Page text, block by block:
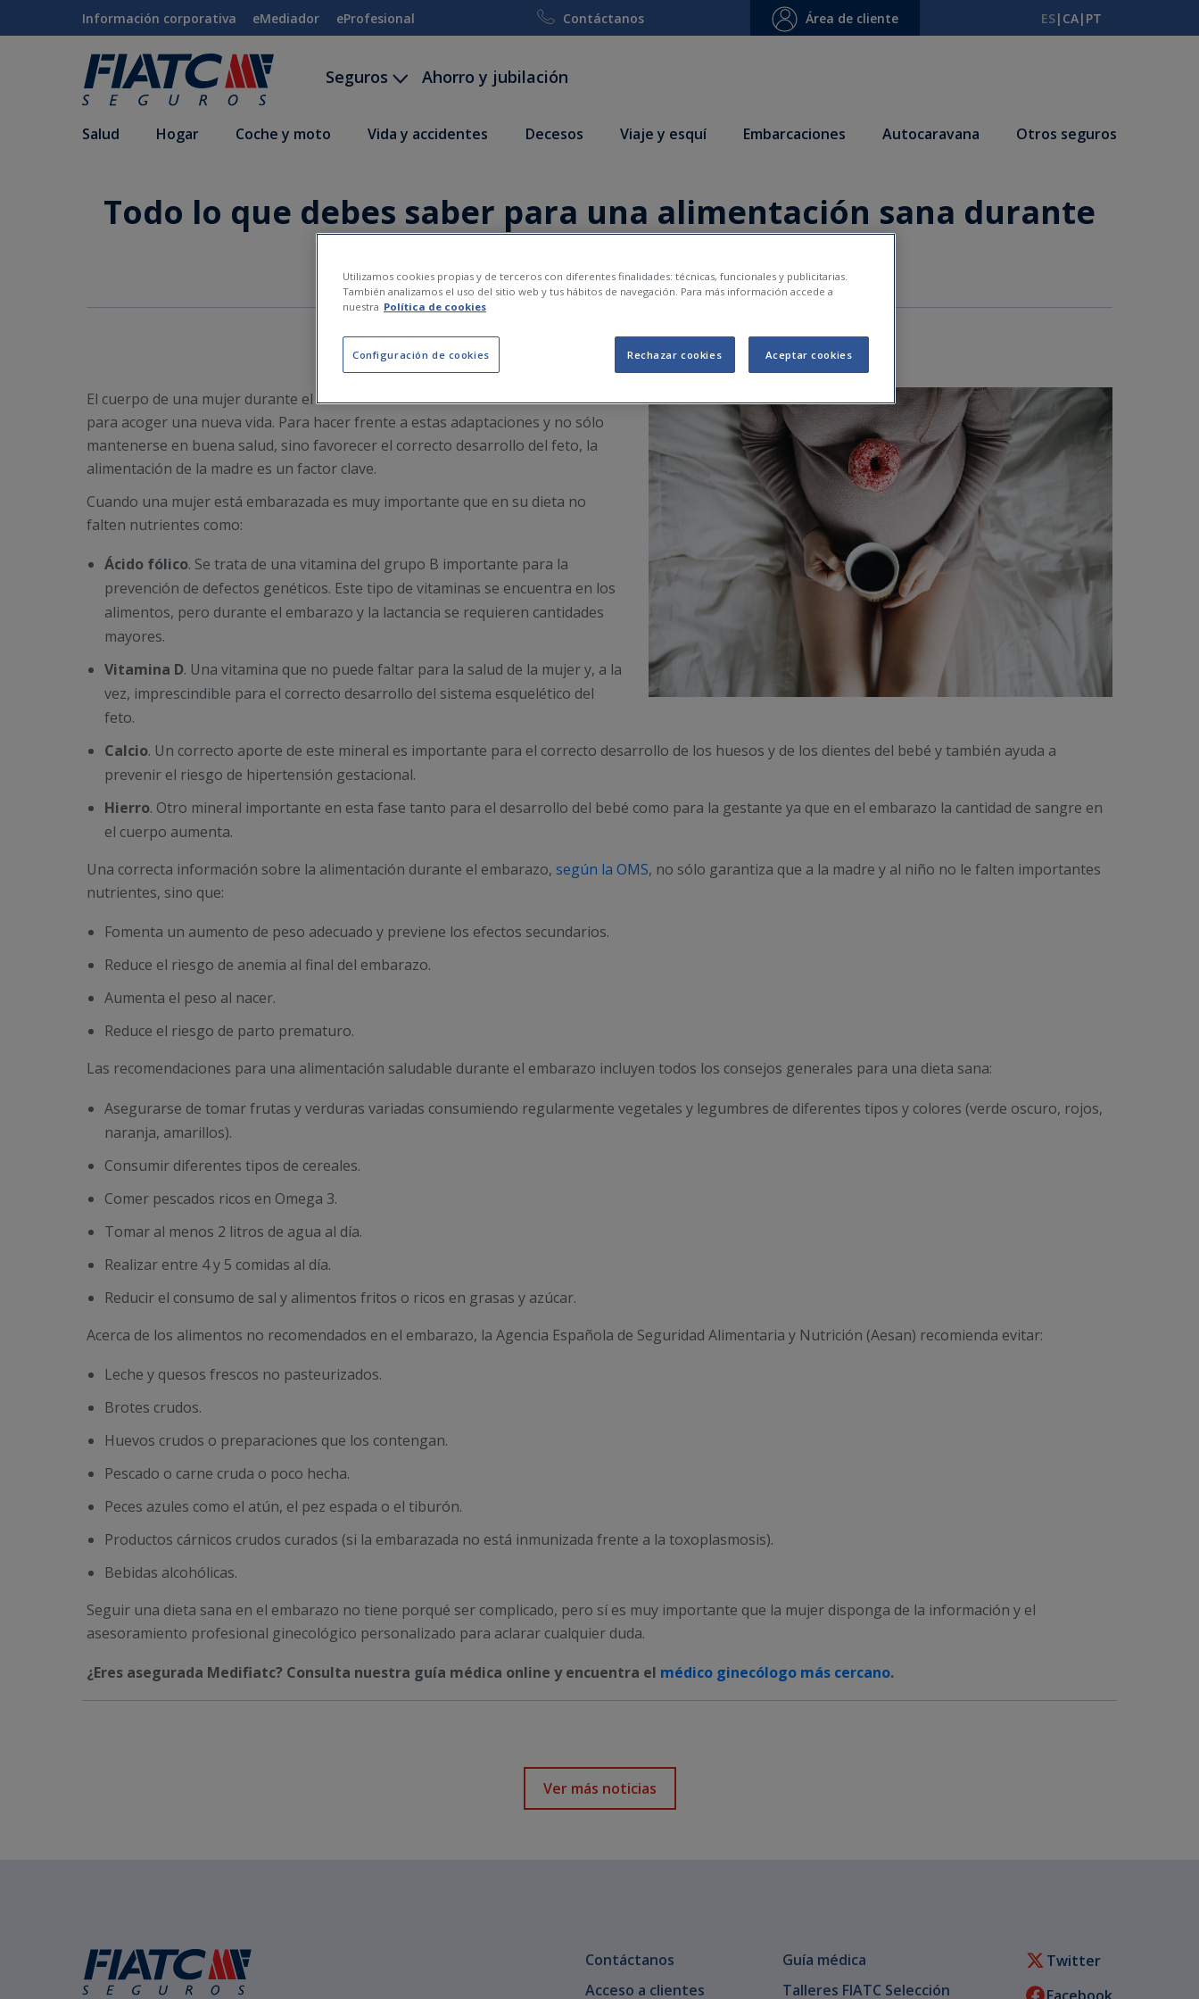
Saltar al contenido principal
Información corporativa eMediador eProfesional Contáctanos Área de cliente ES| CA| PT
Seguros Ahorro y jubilación
Salud Hogar Coche y moto Vida y accidentes Decesos Viaje y esquí Embarcaciones Autocaravana Otros seguros
Todo lo que debes saber para una alimentación sana durante
El cuerpo de una mujer durante el embarazo está sometido a varios cambios
para acoger una nueva vida. Para hacer frente a estas adaptaciones y no sólo
mantenerse en buena salud, sino favorecer el correcto desarrollo del feto, la
alimentación de la madre es un factor clave.
Cuando una mujer está embarazada es muy importante que en su dieta no
falten nutrientes como:
Ácido fólico. Se trata de una vitamina del grupo B importante para la
prevención de defectos genéticos. Este tipo de vitaminas se encuentra en los
alimentos, pero durante el embarazo y la lactancia se requieren cantidades
mayores.
Vitamina D. Una vitamina que no puede faltar para la salud de la mujer y, a la
vez, imprescindible para el correcto desarrollo del sistema esquelético del
feto.
Calcio. Un correcto aporte de este mineral es importante para el correcto desarrollo de los huesos y de los dientes del bebé y también ayuda a
prevenir el riesgo de hipertensión gestacional.
Hierro. Otro mineral importante en esta fase tanto para el desarrollo del bebé como para la gestante ya que en el embarazo la cantidad de sangre en
el cuerpo aumenta.
Una correcta información sobre la alimentación durante el embarazo, según la OMS, no sólo garantiza que a la madre y al niño no le falten importantes
nutrientes, sino que:
Fomenta un aumento de peso adecuado y previene los efectos secundarios.
Reduce el riesgo de anemia al final del embarazo.
Aumenta el peso al nacer.
Reduce el riesgo de parto prematuro.
Las recomendaciones para una alimentación saludable durante el embarazo incluyen todos los consejos generales para una dieta sana:
Asegurarse de tomar frutas y verduras variadas consumiendo regularmente vegetales y legumbres de diferentes tipos y colores (verde oscuro, rojos,
naranja, amarillos).
Consumir diferentes tipos de cereales.
Comer pescados ricos en Omega 3.
Tomar al menos 2 litros de agua al día.
Realizar entre 4 y 5 comidas al día.
Reducir el consumo de sal y alimentos fritos o ricos en grasas y azúcar.
Acerca de los alimentos no recomendados en el embarazo, la Agencia Española de Seguridad Alimentaria y Nutrición (Aesan) recomienda evitar:
Leche y quesos frescos no pasteurizados.
Brotes crudos.
Huevos crudos o preparaciones que los contengan.
Pescado o carne cruda o poco hecha.
Peces azules como el atún, el pez espada o el tiburón.
Productos cárnicos crudos curados (si la embarazada no está inmunizada frente a la toxoplasmosis).
Bebidas alcohólicas.
Seguir una dieta sana en el embarazo no tiene porqué ser complicado, pero sí es muy importante que la mujer disponga de la información y el
asesoramiento profesional ginecológico personalizado para aclarar cualquier duda.
¿Eres asegurada Medifiatc? Consulta nuestra guía médica online y encuentra el médico ginecólogo más cercano.
Ver más noticias
Contáctanos
Acceso a clientes
Guía médica
Talleres FIATC Selección
Twitter
Facebook
Utilizamos cookies propias y de terceros con diferentes finalidades: técnicas, funcionales y publicitarias.
También analizamos el uso del sitio web y tus hábitos de navegación. Para más información accede a
nuestra Política de cookies
Configuración de cookies Rechazar cookies Aceptar cookies